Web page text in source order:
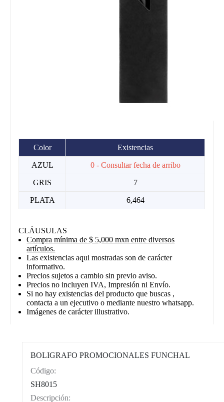
Color Existencias
AZUL 0 - Consultar fecha de arribo
GRIS 7
PLATA 6,464
CLÁUSULAS
Compra mínima de $ 5,000 mxn entre diversos
artículos.
Las existencias aqui mostradas son de carácter
informativo.
Precios sujetos a cambio sin previo aviso.
Precios no incluyen IVA, Impresión ni Envío.
Si no hay existencias del producto que buscas ,
contacta a un ejecutivo o mediante nuestro whatsapp.
Imágenes de carácter illustrativo.
BOLIGRAFO PROMOCIONALES FUNCHAL
Código:
SH8015
Descripción: